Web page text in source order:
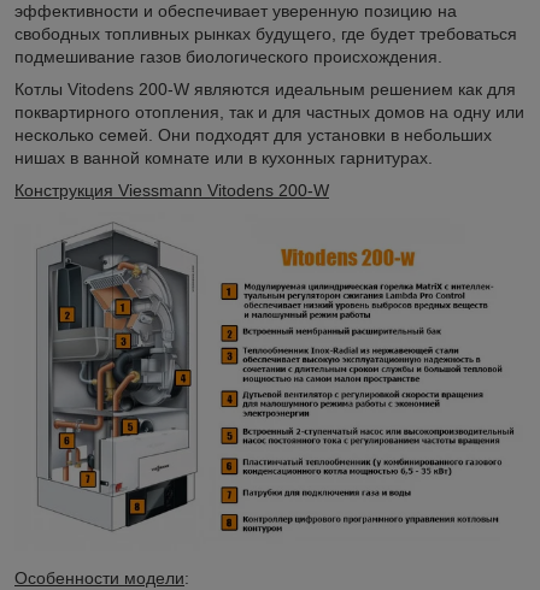
эффективности и обеспечивает уверенную позицию на
свободных топливных рынках будущего, где будет требоваться
подмешивание газов биологического происхождения.
Котлы Vitodens 200-W являются идеальным решением как для
поквартирного отопления, так и для частных домов на одну или
несколько семей. Они подходят для установки в небольших
нишах в ванной комнате или в кухонных гарнитурах.
Конструкция Viessmann Vitodens 200‐W
Особенности модели: